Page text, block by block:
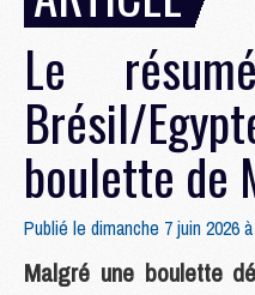
Le
Brésil/
boulette de
Publié le dimanche 7 juin 2026
Malgré une boulette